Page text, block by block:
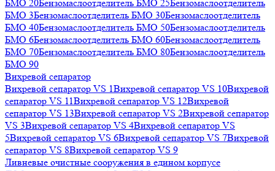
БМО 20Бензомаслоотделитель БМО 25Бензомаслоотделитель
БМО 3Бензомаслоотделитель БМО 30Бензомаслоотделитель
БМО 40Бензомаслоотделитель БМО 50Бензомаслоотделитель
БМО 6Бензомаслоотделитель БМО 60Бензомаслоотделитель
БМО 70Бензомаслоотделитель БМО 80Бензомаслоотделитель
БМО 90
Вихревой сепаратор
Вихревой сепаратор VS 1Вихревой сепаратор VS 10Вихревой
сепаратор VS 11Вихревой сепаратор VS 12Вихревой
сепаратор VS 13Вихревой сепаратор VS 2Вихревой сепаратор
VS 3Вихревой сепаратор VS 4Вихревой сепаратор VS
5Вихревой сепаратор VS 6Вихревой сепаратор VS 7Вихревой
сепаратор VS 8Вихревой сепаратор VS 9
Ливневые очистные сооружения в едином корпусе